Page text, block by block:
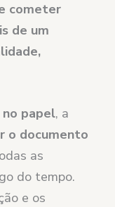
cometer
de um
papel, a
o documento
as
do tempo.
e os